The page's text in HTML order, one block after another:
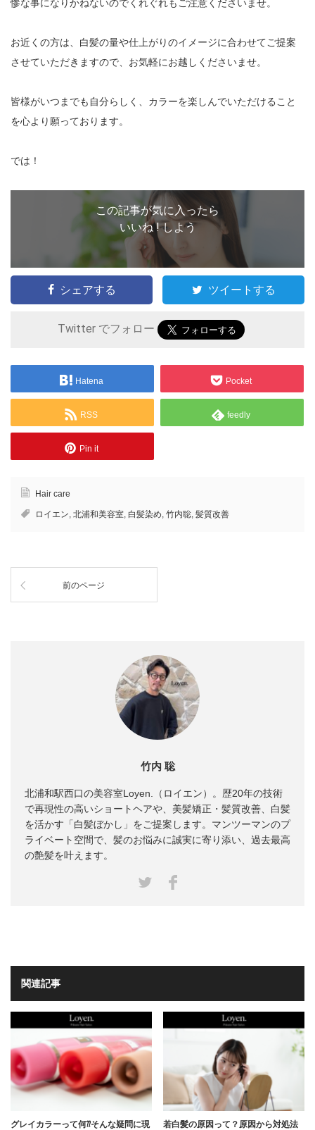
惨な事になりかねないのでくれぐれもご注意くださいませ。
お近くの方は、白髪の量や仕上がりのイメージに合わせてご提案
させていただきますので、お気軽にお越しくださいませ。
皆様がいつまでも自分らしく、カラーを楽しんでいただけること
を心より願っております。
では！
この記事が気に入ったら
いいね ! しよう
シェアする ツイートする
Twitter でフォロー
Hatena Pocket
RSS feedly
Pin it
Hair care
ロイエン 北浦和美容室 白髪染め 竹内聡 髪質改善
前のページ
竹内 聡
北浦和駅西口の美容室Loyen.（ロイエン）。歴20年の技術
で再現性の高いショートヘアや、美髪矯正・髪質改善、白髪
を活かす「白髪ぼかし」をご提案します。マンツーマンのプ
ライベート空間で、髪のお悩みに誠実に寄り添い、過去最高
の艶髪を叶えます。
関連記事
グレイカラーって何⁇そんな疑問に現
若白髪の原因って？原因から対処法